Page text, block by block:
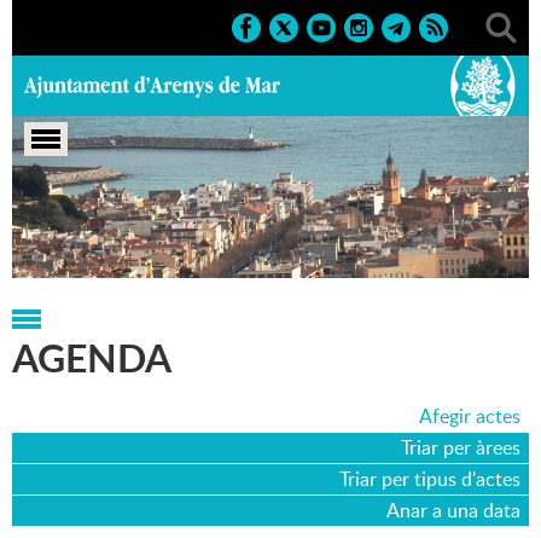
Portada > Agenda > 27-05-2017
AGENDA
Afegir actes
Triar per àrees
Triar per tipus d'actes
Anar a una data